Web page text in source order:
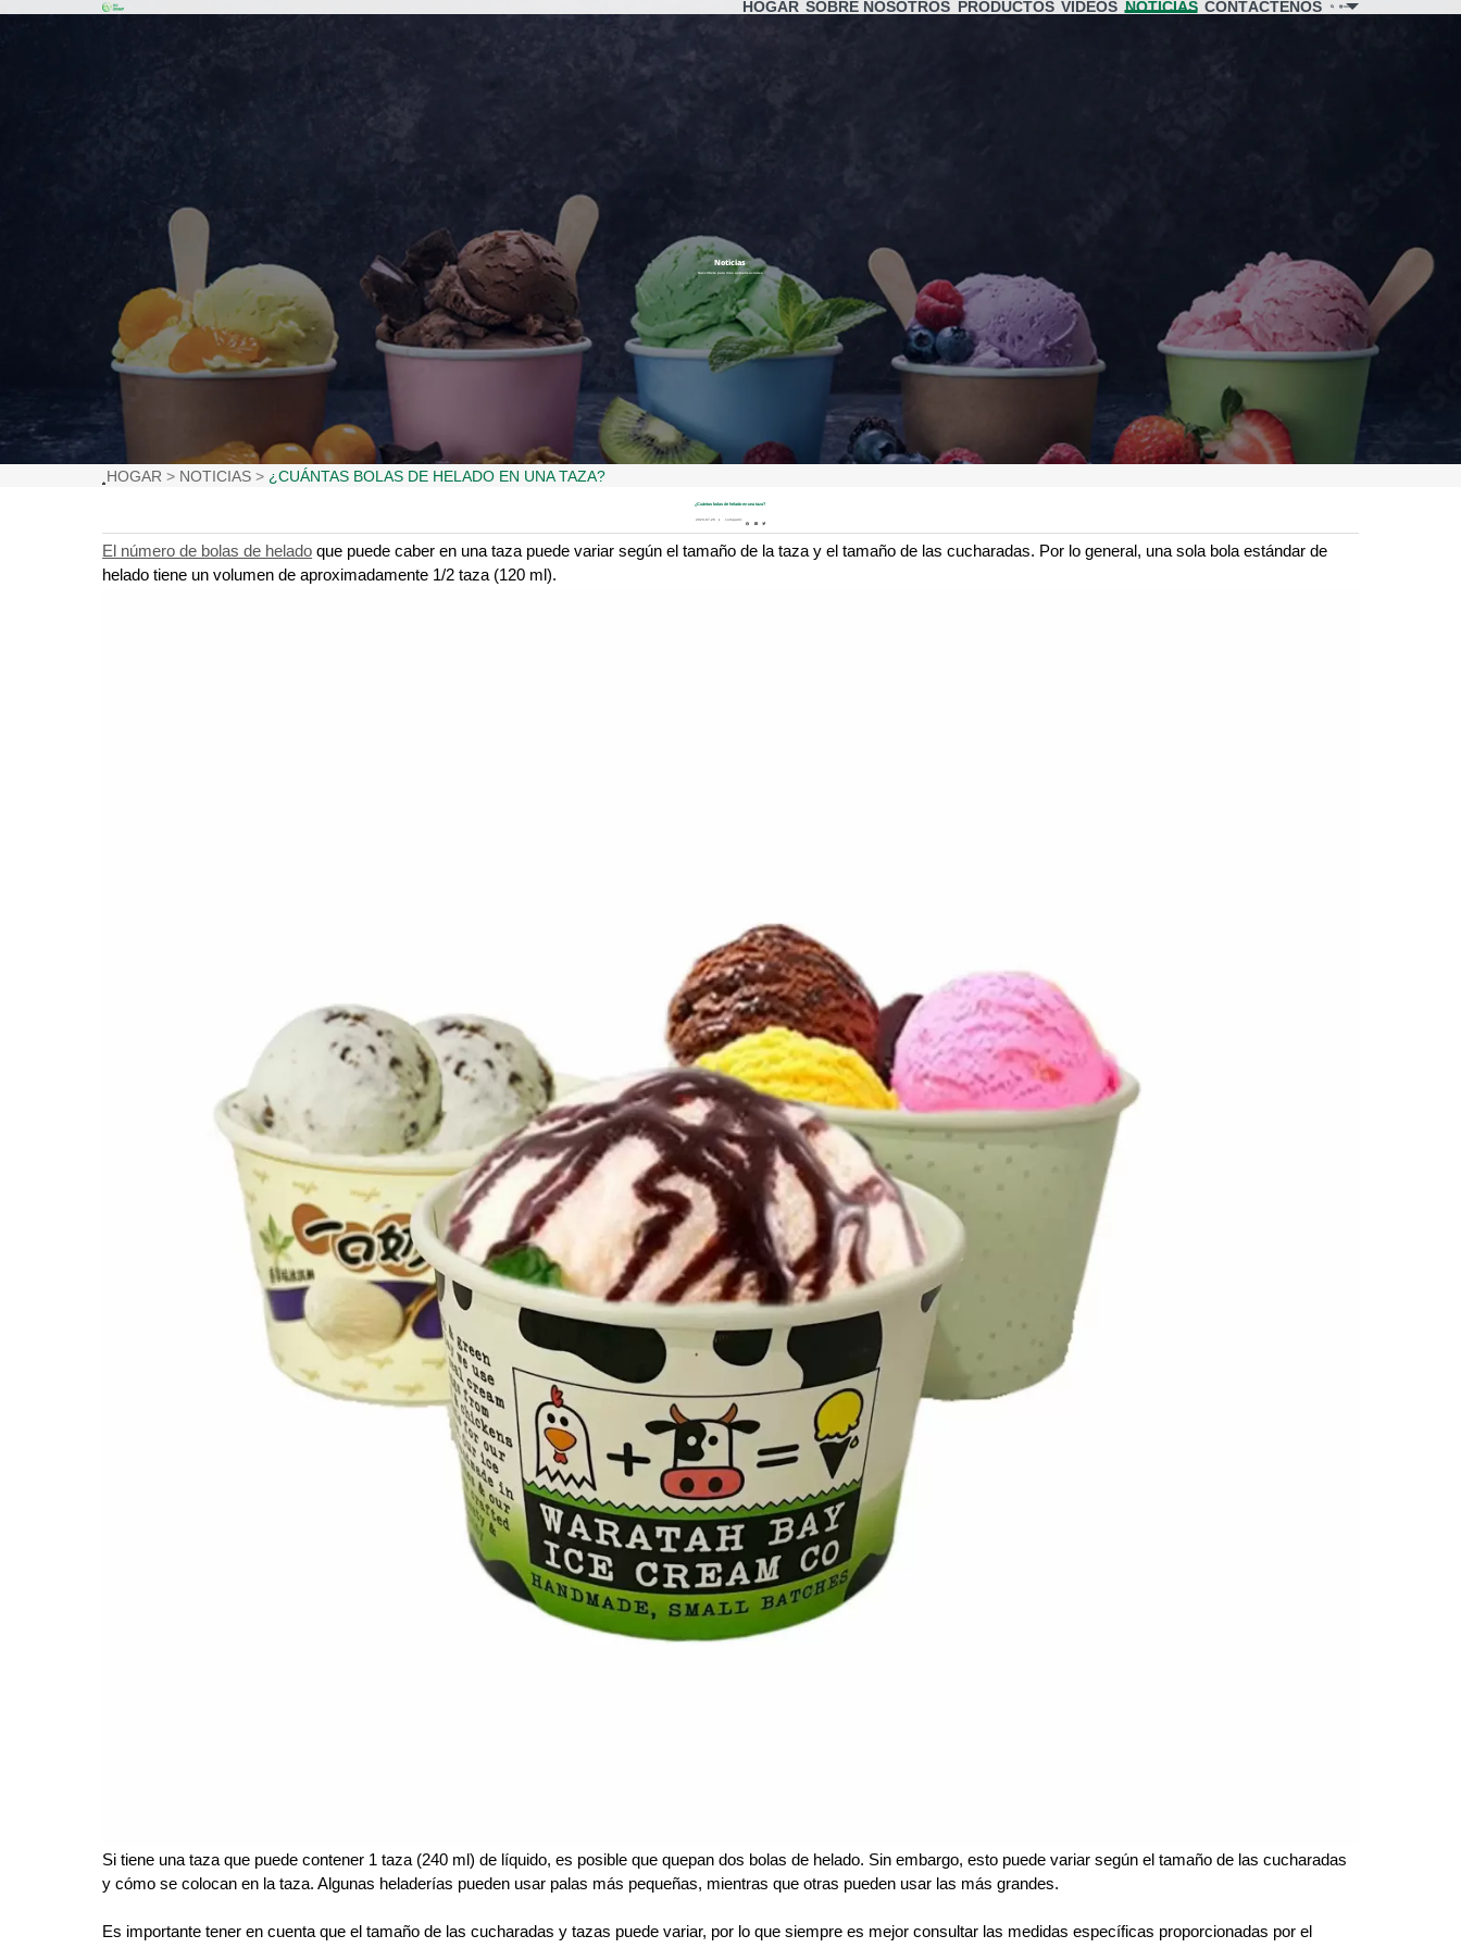
HOGAR SOBRE NOSOTROS PRODUCTOS VÍDEOS NOTICIAS CONTÁCTENOS Idioma
Noticias
Suscríbete para más actualizaciones
HOGAR NOTICIAS ¿CUÁNTAS BOLAS DE HELADO EN UNA TAZA?
¿Cuántas bolas de helado en una taza?
2023-07-26 compartir:
El número de bolas de helado que puede caber en una taza puede variar según el tamaño de la taza y el tamaño de las cucharadas. Por lo general, una sola bola estándar de
helado tiene un volumen de aproximadamente 1/2 taza (120 ml).
Si tiene una taza que puede contener 1 taza (240 ml) de líquido, es posible que quepan dos bolas de helado. Sin embargo, esto puede variar según el tamaño de las cucharadas
y cómo se colocan en la taza. Algunas heladerías pueden usar palas más pequeñas, mientras que otras pueden usar las más grandes.
Es importante tener en cuenta que el tamaño de las cucharadas y tazas puede variar, por lo que siempre es mejor consultar las medidas específicas proporcionadas por el